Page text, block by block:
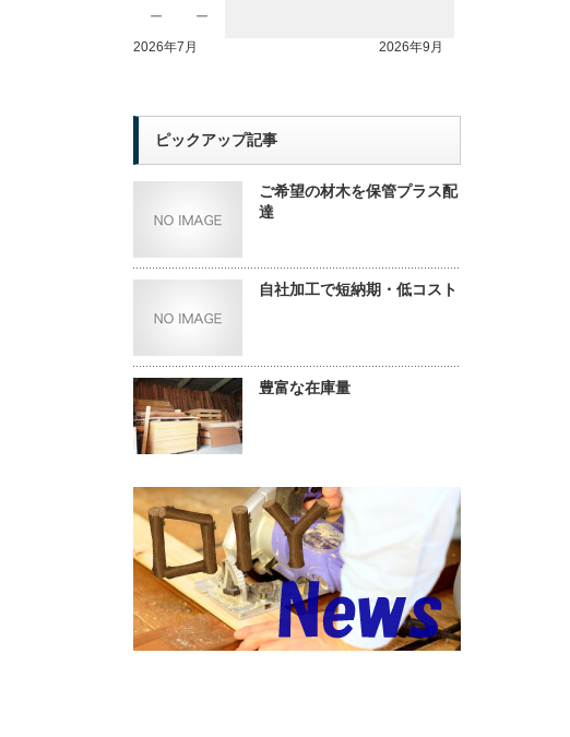
－ －
2026年7月 2026年9月
ピックアップ記事
ご希望の材木を保管プラス配
達
自社加工で短納期・低コスト
豊富な在庫量